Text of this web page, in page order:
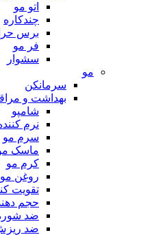
اتو مو
چندکاره
برس
فر مو
سشوار
مو
سرمانکن
بهداشت و
شامپو
نرم
سرم مو
ماسک
کرم مو
روغن مو
تقویت
حجم
ضد
ضد